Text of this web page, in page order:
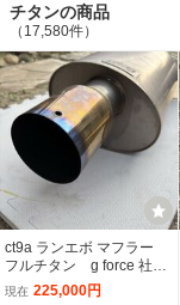
LEXUS RCF 可変バル
ブ マフラー
USC10 2URGSE V8
5000cc レクサス
現在 190,000円
送料無料
負圧式 マフラー可変バル
ブ 排気可変バルブ 音量調
日産 フェアレディZ/スカ
イライン/フーガ Z33/HZ3
3/CKV36/PV36/KY51 MIN
E’S ? マインズ ? 社外 メ
タルキャタライザー フロ
ントパイプ 中古
現在 80,000円
サンバー メッシュタイ
プ インナーバッフル＋
インナーサイレンサーセ
ットks kv tt tv tw0.8m ベ
ーシック
即決 13,500円
チタンの商品
（17,580件）
ct9a ランエボ マフラー
フルチタン g force 社外
マフラー
現在 225,000円